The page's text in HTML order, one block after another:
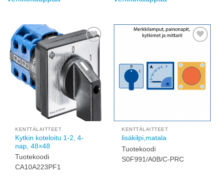
Add to
wishlist
KENTTÄLAITTEET
Kytkin koteloitu 1-2, 4-
nap, 48×48
Tuotekoodi
CA10A223PF1
KENTTÄLAITTEET
lisäkilpi,matala
Tuotekoodi
S0F991/A0B/C-PRC